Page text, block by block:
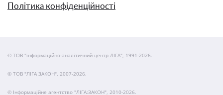
Політика конфіденційності
© ТОВ "інформаційно-аналітичний центр ЛІГА", 1991-2026.
© ТОВ "ЛІГА ЗАКОН", 2007-2026.
© Інформаційне агентство "ЛІГА:ЗАКОН", 2010-2026.